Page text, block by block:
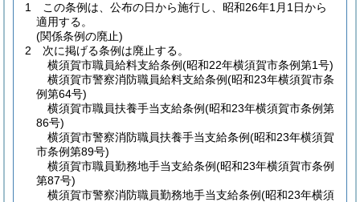
1
この条例は、公布の日から施行し、昭和26年1月1日から
適用する。
(関係条例の廃止)
2
次に掲げる条例は廃止する。
横須賀市職員給料支給条例(昭和22年横須賀市条例第1号)
横須賀市警察消防職員給料支給条例(昭和23年横須賀市条
例第64号)
横須賀市職員扶養手当支給条例(昭和23年横須賀市条例第
86号)
横須賀市警察消防職員扶養手当支給条例(昭和23年横須賀
市条例第89号)
横須賀市職員勤務地手当支給条例(昭和23年横須賀市条例
第87号)
横須賀市警察消防職員勤務地手当支給条例(昭和23年横須